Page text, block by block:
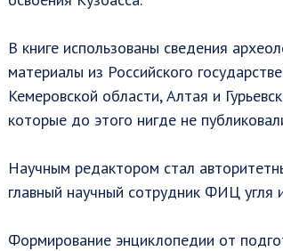
В книге использованы сведения
материалы из Российского
Кемеровской области, Алтая и
которые до этого нигде не
Научным редактором стал
главный научный сотрудник ФИЦ
Формирование энциклопедии от